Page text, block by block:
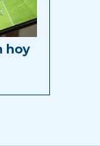
hoy